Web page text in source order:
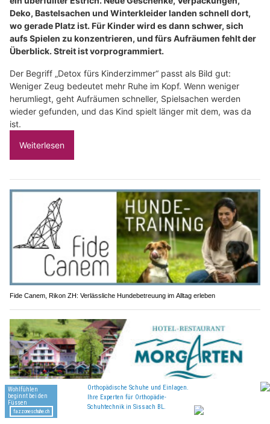
Deko, Bastelsachen und Winterkleider landen schnell dort,
wo gerade Platz ist. Für Kinder wird es dann schwer, sich
aufs Spielen zu konzentrieren, und fürs Aufräumen fehlt der
Überblick. Streit ist vorprogrammiert.
Der Begriff „Detox fürs Kinderzimmer“ passt als Bild gut:
Weniger Zeug bedeutet mehr Ruhe im Kopf. Wenn weniger
herumliegt, geht Aufräumen schneller, Spielsachen werden
wieder gefunden, und das Kind spielt länger mit dem, was da
ist.
Weiterlesen
Fide Canem, Rikon ZH: Verlässliche Hundebetreuung im Alltag erleben